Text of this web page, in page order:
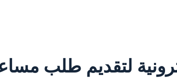
إلكترونية لتقديم طلب